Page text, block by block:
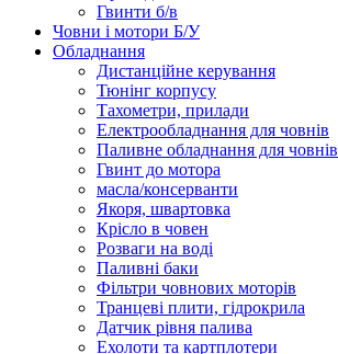
Гвинти б/в
Човни і мотори Б/У
Обладнання
Дистанційне керування
Тюнінг корпусу
Тахометри, прилади
Електрообладнання для човнів
Паливне обладнання для човнів
Гвинт до мотора
масла/консерванти
Якоря, швартовка
Крісло в човен
Розваги на воді
Паливні баки
Фільтри човнових моторів
Транцеві плити, гідрокрила
Датчик рівня палива
Ехолоти та картплотери